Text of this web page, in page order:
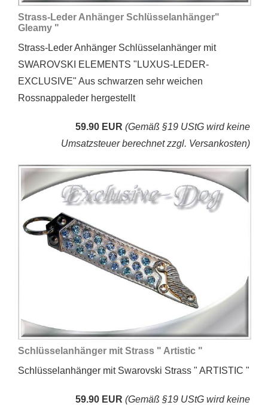
Strass-Leder Anhänger Schlüsselanhänger"
Gleamy "
Strass-Leder Anhänger Schlüsselanhänger mit
SWAROVSKI ELEMENTS "LUXUS-LEDER-
EXCLUSIVE" Aus schwarzen sehr weichen
Rossnappaleder hergestellt
59.90 EUR (Gemäß §19 UStG wird keine
Umsatzsteuer berechnet zzgl. Versankosten)
Schlüsselanhänger mit Strass " Artistic "
Schlüsselanhänger mit Swarovski Strass " ARTISTIC "
59.90 EUR (Gemäß §19 UStG wird keine